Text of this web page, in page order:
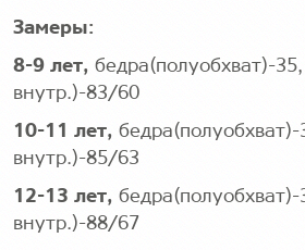
Замеры:
8-9 лет, бедра(полуобхват)-
внутр.)-83/60
10-11 лет,
внутр.)-85/63
12-13 лет,
внутр.)-88/67